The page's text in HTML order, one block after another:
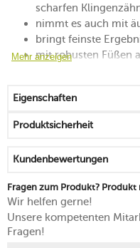
scharfen
nimmt es auch mit
bringt feinste
mit robusten Füßen
hängend gelagert
Maße der
spülmaschinenfest,
Mehr anzeigen
Eigenschaften
Produktsicherheit
Kundenbewertungen
Fragen zum Produkt? Produkt
Wir helfen gerne!
Unsere kompetenten
Fragen!